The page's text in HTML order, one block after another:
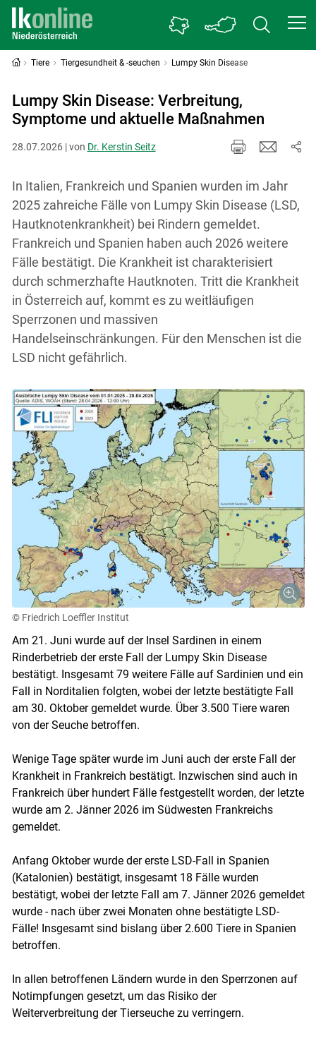
Tiere Tiergesundheit & -seuchen Lumpy Skin Disease
Lumpy Skin Disease: Verbreitung,
Symptome und aktuelle Maßnahmen
28.07.2026 | von Dr. Kerstin Seitz
In Italien, Frankreich und Spanien wurden im Jahr
2025 zahreiche Fälle von Lumpy Skin Disease (LSD,
Hautknotenkrankheit) bei Rindern gemeldet.
Frankreich und Spanien haben auch 2026 weitere
Fälle bestätigt. Die Krankheit ist charakterisiert
durch schmerzhafte Hautknoten. Tritt die Krankheit
in Österreich auf, kommt es zu weitläufigen
Sperrzonen und massiven
Handelseinschränkungen. Für den Menschen ist die
LSD nicht gefährlich.
© Friedrich Loeffler Institut
Am 21. Juni wurde auf der Insel Sardinen in einem
Rinderbetrieb der erste Fall der Lumpy Skin Disease
bestätigt. Insgesamt 79 weitere Fälle auf Sardinien und ein
Fall in Norditalien folgten, wobei der letzte bestätigte Fall
am 30. Oktober gemeldet wurde. Über 3.500 Tiere waren
von der Seuche betroffen.
Wenige Tage später wurde im Juni auch der erste Fall der
Krankheit in Frankreich bestätigt. Inzwischen sind auch in
Frankreich über hundert Fälle festgestellt worden, der letzte
wurde am 2. Jänner 2026 im Südwesten Frankreichs
gemeldet.
Anfang Oktober wurde der erste LSD-Fall in Spanien
(Katalonien) bestätigt, insgesamt 18 Fälle wurden
bestätigt, wobei der letzte Fall am 7. Jänner 2026 gemeldet
wurde - nach über zwei Monaten ohne bestätigte LSD-
Fälle! Insgesamt sind bislang über 2.600 Tiere in Spanien
betroffen.
In allen betroffenen Ländern wurde in den Sperrzonen auf
Notimpfungen gesetzt, um das Risiko der
Weiterverbreitung der Tierseuche zu verringern.